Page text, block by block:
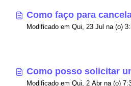
Como faço para
Como posso solicitar
Modificado